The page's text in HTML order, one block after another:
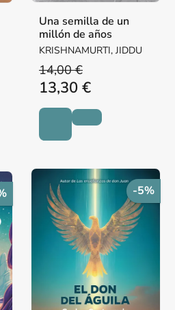
Una semilla de un
millón de años
KRISHNAMURTI, JIDDU
14,00 €
13,30 €
-5%